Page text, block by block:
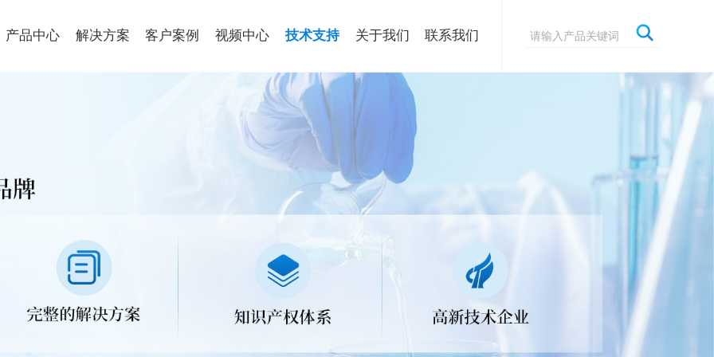
产品中心 解决方案 客户案例 视频中心 技术支持 关于我们 联系我们